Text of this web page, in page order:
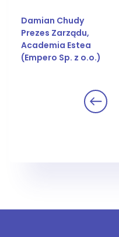
Damian Chudy
Prezes Zarządu,
Academia Estea
(Empero Sp. z o.o.)